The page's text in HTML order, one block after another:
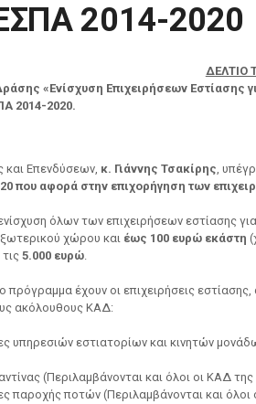
2014-2020
ΔΕΛΤΙΟ
«Ενίσχυση Επιχειρήσεων
2014-2020.
Επενδύσεων, κ. Γιάννης Τσακίρης,
που αφορά στην επιχορήγηση των
όλων των επιχειρήσεων εστίασης
χώρου και έως 100 ευρώ εκάστη
5.000 ευρώ.
έχουν οι επιχειρήσεις
ακόλουθους ΚΑΔ:
υπηρεσιών εστιατορίων και κινητών
(Περιλαμβάνονται και όλοι οι ΚΑΔ
παροχής ποτών (Περιλαμβάνονται και